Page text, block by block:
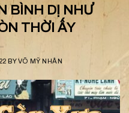
BÌNH DỊ NHƯ
THỜI ẤY
BYVÕ MỸ NHÂN